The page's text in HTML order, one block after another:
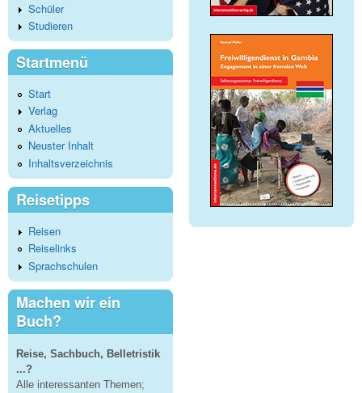
Schüler
Studieren
Startmenü
Start
Verlag
Aktuelles
Neuster Inhalt
Inhaltsverzeichnis
Reisetipps
Reisen
Reiselinks
Sprachschulen
Machen wir ein
Buch?
Reise, Sachbuch, Belletristik
...?
Alle interessanten Themen;